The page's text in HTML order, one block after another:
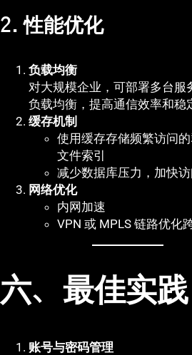
2. 性能优化
负载均衡
对大规模企业，可部署多台服
负载均衡，提高通信效率和稳
缓存机制
使用缓存存储频繁访问
文件索引
减少数据库压力，加快
网络优化
内网加速
VPN 或 MPLS 链路优化
六、最佳实践
账号与密码管理